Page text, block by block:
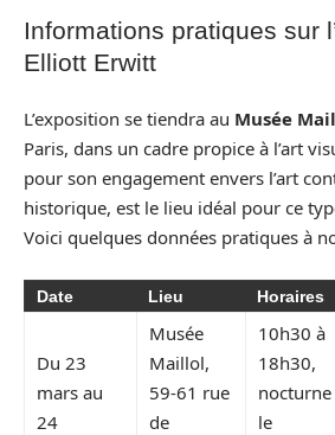
Informations pratiques sur
Elliott Erwitt
L’exposition se tiendra au Musée
Paris, dans un cadre propice à l’art
pour son engagement envers l’art
historique, est le lieu idéal pour ce
Voici quelques données pratiques à
Date Lieu Horaires
Du 23
mars au
24
Musée
Maillol,
59-61 rue
de
10h30 à
18h30,
nocturne
le